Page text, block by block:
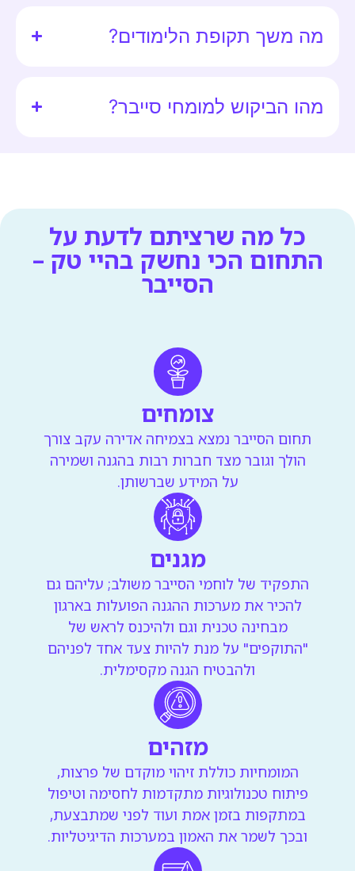
מה משך תקופת הלימודים?
מהו הביקוש למומחי סייבר?
כל מה שרציתם לדעת על
התחום הכי נחשק בהיי טק –
הסייבר
צומחים
תחום הסייבר נמצא בצמיחה אדירה עקב צורך
הולך וגובר מצד חברות רבות בהגנה ושמירה
על המידע שברשותן.
מגנים
התפקיד של לוחמי הסייבר משולב; עליהם גם
להכיר את מערכות ההגנה הפועלות בארגון
מבחינה טכנית וגם ולהיכנס לראש של
"התוקפים" על מנת להיות צעד אחד לפניהם
ולהבטיח הגנה מקסימלית.
מזהים
המומחיות כוללת זיהוי מוקדם של פרצות,
פיתוח טכנולוגיות מתקדמות לחסימה וטיפול
במתקפות בזמן אמת ועוד לפני שמתבצעת,
ובכך לשמר את האמון במערכות הדיגיטליות.